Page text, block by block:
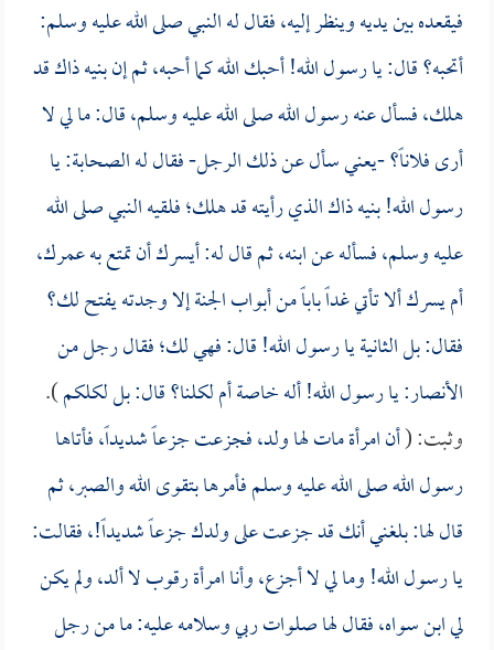
فيقعده بين يديه وينظر إليه، فقال له النبي صلى الله عليه وسلم:
أتحبه؟ قال: يا رسول الله! أحبك الله كما أحبه، ثم إن بنيه ذاك قد
هلك، فسأل عنه رسول الله صلى الله عليه وسلم، قال: ما لي لا
أرى فلاناً؟ -يعني سأل عن ذلك الرجل- فقال له الصحابة: يا
رسول الله! بنيه ذاك الذي رأيته قد هلك؛ فلقيه النبي صلى الله
عليه وسلم، فسأله عن ابنه، ثم قال له: أيسرك أن تمتع به عمرك،
أم يسرك ألا تأتي غداً باباً من أبواب الجنة إلا وجدته يفتح لك؟
فقال: بل الثانية يا رسول الله! قال: فهي لك؛ فقال رجل من
الأنصار: يا رسول الله! أله خاصة أم لكلنا؟ قال: بل لكلكم).
وثبت: (أن امرأة مات لها ولد، فجزعت جزعاً شديداً، فأتاها
رسول الله صلى الله عليه وسلم فأمرها بتقوى الله والصبر، ثم
قال لها: بلغني أنك قد جزعت على ولدك جزعاً شديداً!، فقالت:
يا رسول الله! وما لي لا أجزع، وأنا امرأة رقوب لا ألد، ولم يكن
لي ابن سواه، فقال لها صلوات ربي وسلامه عليه: ما من رجل